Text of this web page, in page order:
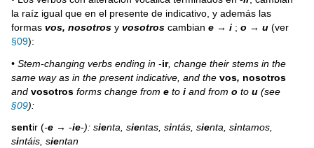
la raíz igual que en el presente de indicativo, y además las
formasvos, nosotros yvosotros cambiane →i ;o →u (ver
§09):
• Stem-changing verbs ending in-ir, change their stems in the
same way as in the present indicative, and thevos, nosotros
andvosotros forms change frome toi and fromo tou (see
§09):
sentir (-e → -ie-): sienta, sientas, sintás, sienta, sintamos,
sintáis, sientan